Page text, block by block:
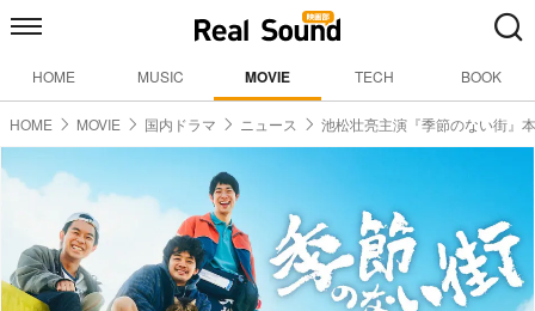
HOME MUSIC MOVIE TECH BOOK
HOME MOVIE 国内ドラマ ニュース 池松壮亮主演『季節のない街』